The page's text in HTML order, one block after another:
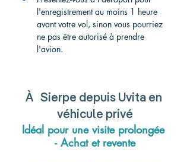
l'enregistrement au moins 1 heure
avant votre vol, sinon vous pourriez
ne pas être autorisé à prendre
l'avion.
À Sierpe depuis Uvita en
véhicule privé
Idéal pour une visite prolongée
- Achat et revente